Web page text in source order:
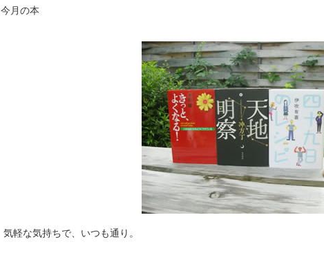
今月の本
気軽な気持ちで、いつも通り。